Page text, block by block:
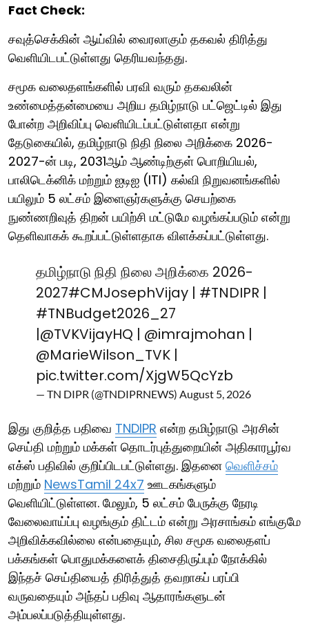
Fact Check:
சவுத்செக்கின் ஆய்வில் வைரலாகும் தகவல் திரித்து
வெளியிடபட்டுள்ளது தெரியவந்தது.
சமூக வலைதளங்களில் பரவி வரும் தகவலின்
உண்மைத்தன்மையை அறிய தமிழ்நாடு பட்ஜெட்டில் இது
போன்ற அறிவிப்பு வெளியிடப்பட்டுள்ளதா என்று
தேடுகையில், தமிழ்நாடு நிதி நிலை அறிக்கை 2026-
2027-ன் படி, 2031ஆம் ஆண்டிற்குள் பொறியியல்,
பாலிடெக்னிக் மற்றும் ஐடிஐ (ITI) கல்வி நிறுவனங்களில்
பயிலும் 5 லட்சம் இளைஞர்களுக்கு செயற்கை
நுண்ணறிவுத் திறன் பயிற்சி மட்டுமே வழங்கப்படும் என்று
தெளிவாகக் கூறப்பட்டுள்ளதாக விளக்கப்பட்டுள்ளது.
தமிழ்நாடு நிதி நிலை அறிக்கை 2026-
2027#CMJosephVijay | #TNDIPR |
#TNBudget2026_27
|@TVKVijayHQ | @imrajmohan |
@MarieWilson_TVK |
pic.twitter.com/XjgW5QcYzb
— TN DIPR (@TNDIPRNEWS) August 5, 2026
இது குறித்த பதிவை TNDIPR என்ற தமிழ்நாடு அரசின்
செய்தி மற்றும் மக்கள் தொடர்புத்துறையின் அதிகாரபூர்வ
எக்ஸ் பதிவில் குறிப்பிடபட்டுள்ளது. இதனை வெளிச்சம்
மற்றும் NewsTamil 24x7 ஊடகங்களும்
வெளியிட்டுள்ளன. மேலும், 5 லட்சம் பேருக்கு நேரடி
வேலைவாய்ப்பு வழங்கும் திட்டம் என்று அரசாங்கம் எங்குமே
அறிவிக்கவில்லை என்பதையும், சில சமூக வலைதளப்
பக்கங்கள் பொதுமக்களைக் திசைதிருப்பும் நோக்கில்
இந்தச் செய்தியைத் திரித்துத் தவறாகப் பரப்பி
வருவதையும் அந்தப் பதிவு ஆதாரங்களுடன்
அம்பலப்படுத்தியுள்ளது.